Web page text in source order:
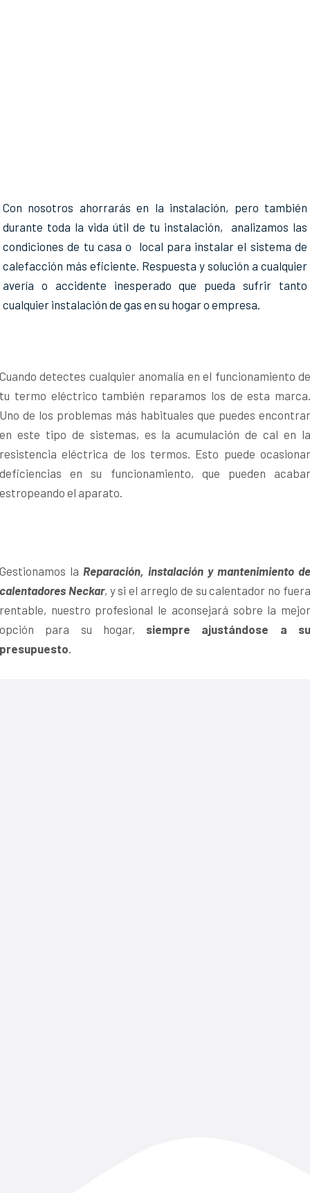
Con nosotros ahorrarás en la instalación, pero también
durante toda la vida útil de tu instalación, analizamos las
condiciones de tu casa o local para instalar el sistema de
calefacción más eficiente. Respuesta y solución a cualquier
avería o accidente inesperado que pueda sufrir tanto
cualquier instalación de gas en su hogar o empresa.
Cuando detectes cualquier anomalía en el funcionamiento de
tu termo eléctrico también reparamos los de esta marca.
Uno de los problemas más habituales que puedes encontrar
en este tipo de sistemas, es la acumulación de cal en la
resistencia eléctrica de los termos. Esto puede ocasionar
deficiencias en su funcionamiento, que pueden acabar
estropeando el aparato.
Gestionamos laReparación, instalación y mantenimiento
calentadores Neckar, y si el arreglo de su calentador no
rentable, nuestro profesional le aconsejará sobre la mejor
opción para su hogar, siempre ajustándose a
presupuesto.